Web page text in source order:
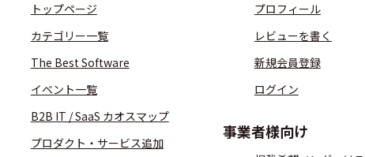
トップページ
カテゴリー一覧
The Best Software
イベント一覧
B2B IT / SaaS カオスマップ
プロダクト・サービス追加
プロフィール
レビューを書く
新規会員登録
ログイン
事業者様向け